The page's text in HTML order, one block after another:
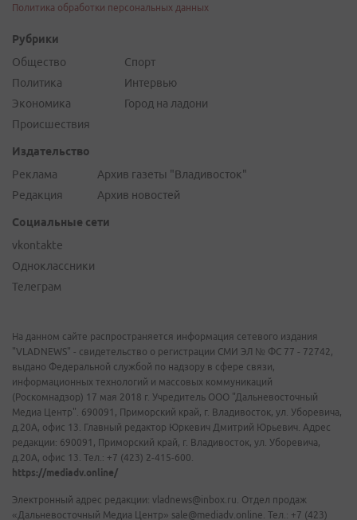
Политика обработки персональных данных
Рубрики
Общество
Политика
Экономика
Происшествия
Спорт
Интервью
Город на ладони
Издательство
Реклама
Редакция
Архив газеты "Владивосток"
Архив новостей
Социальные сети
vkontakte
Одноклассники
Телеграм
На данном сайте распространяется информация сетевого издания
"VLADNEWS" - свидетельство о регистрации СМИ ЭЛ № ФС 77 - 72742,
выдано Федеральной службой по надзору в сфере связи,
информационных технологий и массовых коммуникаций
(Роскомнадзор) 17 мая 2018 г. Учредитель ООО "Дальневосточный
Медиа Центр". 690091, Приморский край, г. Владивосток, ул. Уборевича,
д.20А, офис 13. Главный редактор Юркевич Дмитрий Юрьевич. Адрес
редакции: 690091, Приморский край, г. Владивосток, ул. Уборевича,
д.20А, офис 13. Тел.: +7 (423) 2-415-600.
https://mediadv.online/
Электронный адрес редакции: vladnews@inbox.ru. Отдел продаж
«Дальневосточный Медиа Центр» sale@mediadv.online. Тел.: +7 (423)